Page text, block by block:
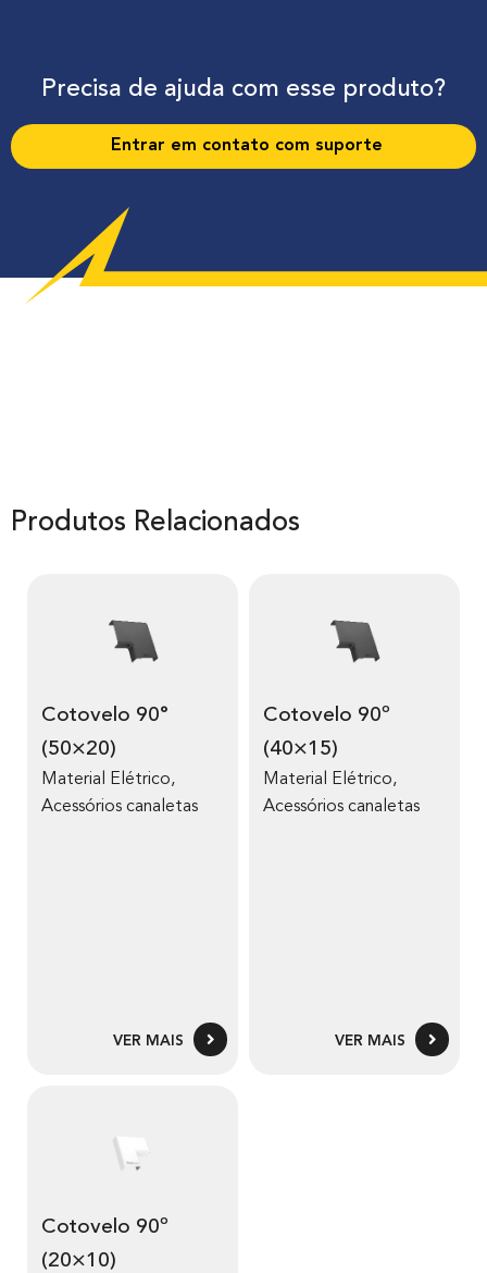
Precisa de ajuda com esse produto?
Entrar em contato com suporte
Produtos Relacionados
Cotovelo 90°
(50×20)
Material Elétrico,
Acessórios canaletas
VER MAIS
Cotovelo 90º
(40×15)
Material Elétrico,
Acessórios canaletas
VER MAIS
Cotovelo 90º
(20×10)